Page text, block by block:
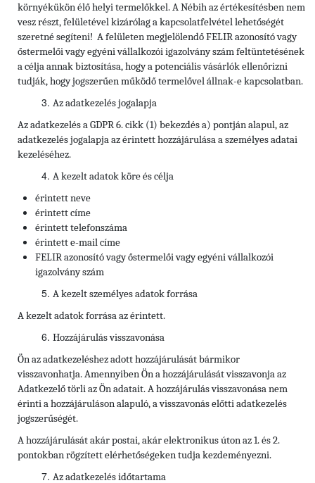
környékükön élő helyi termelőkkel. A Nébih az értékesítésben nem
vesz részt, felületével kizárólag a kapcsolatfelvétel lehetőségét
szeretné segíteni! A felületen megjelölendő FELIR azonosító vagy
őstermelői vagy egyéni vállalkozói igazolvány szám feltüntetésének
a célja annak biztosítása, hogy a potenciális vásárlók ellenőrizni
tudják, hogy jogszerűen működő termelővel állnak-e kapcsolatban.
Az adatkezelés jogalapja
Az adatkezelés a GDPR 6. cikk (1) bekezdés a) pontján alapul, az
adatkezelés jogalapja az érintett hozzájárulása a személyes adatai
kezeléséhez.
A kezelt adatok köre és célja
érintett neve
érintett címe
érintett telefonszáma
érintett e-mail címe
FELIR azonosító vagy őstermelői vagy egyéni vállalkozói
igazolvány szám
A kezelt személyes adatok forrása
A kezelt adatok forrása az érintett.
Hozzájárulás visszavonása
Ön az adatkezeléshez adott hozzájárulását bármikor
visszavonhatja. Amennyiben Ön a hozzájárulását visszavonja az
Adatkezelő törli az Ön adatait. A hozzájárulás visszavonása nem
érinti a hozzájáruláson alapuló, a visszavonás előtti adatkezelés
jogszerűségét.
A hozzájárulását akár postai, akár elektronikus úton az 1. és 2.
pontokban rögzített elérhetőségeken tudja kezdeményezni.
Az adatkezelés időtartama